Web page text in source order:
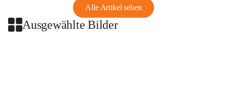
Alle Artikel sehen
Ausgewählte Bilder